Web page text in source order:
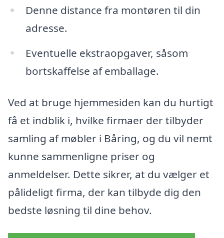
Denne distance fra montøren til din
adresse.
Eventuelle ekstraopgaver, såsom
bortskaffelse af emballage.
Ved at bruge hjemmesiden kan du hurtigt
få et indblik i, hvilke firmaer der tilbyder
samling af møbler i Båring, og du vil nemt
kunne sammenligne priser og
anmeldelser. Dette sikrer, at du vælger et
pålideligt firma, der kan tilbyde dig den
bedste løsning til dine behov.